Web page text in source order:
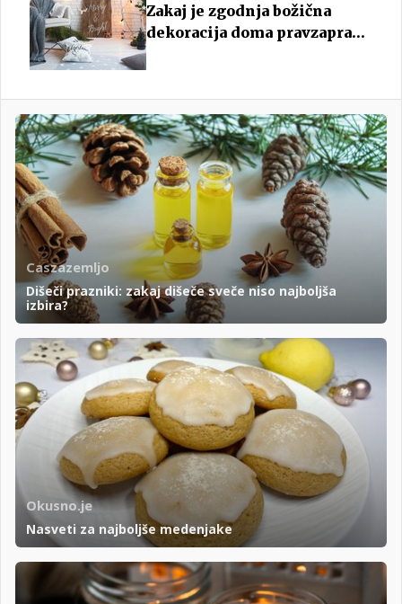
Zakaj je zgodnja božična
dekoracija doma pravzaprav
Caszazemljo
Dišeči prazniki: zakaj dišeče sveče niso najboljša
izbira?
Okusno.je
Nasveti za najboljše medenjake